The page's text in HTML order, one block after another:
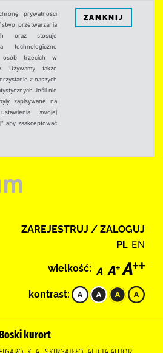
prywatności
przetwarzania
oraz stosuje
technologiczne
osób trzecich w
Używamy także
z naszych
nie
zapisywane na
swojej
aby zaakceptować
ZAMKNIJ
ZAREJESTRUJ / ZALOGUJ
PL EN
wielkość:
kontrast:
kurort